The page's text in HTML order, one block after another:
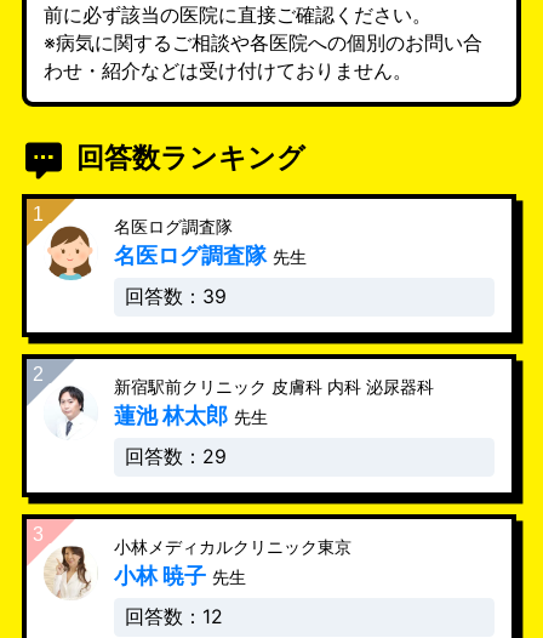
前に必ず該当の医院に直接ご確認ください。
※病気に関するご相談や各医院への個別のお問い合
わせ・紹介などは受け付けておりません。
回答数ランキング
名医ログ調査隊
名医ログ調査隊 先生
回答数：39
新宿駅前クリニック 皮膚科 内科 泌尿器科
蓮池 林太郎 先生
回答数：29
小林メディカルクリニック東京
小林 暁子 先生
回答数：12